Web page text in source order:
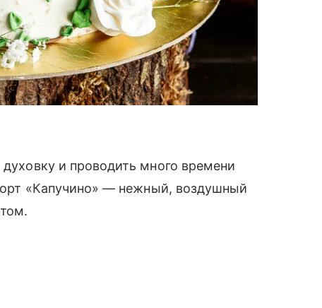
и проводить много времени
«Капучино» — нежный, воздушный